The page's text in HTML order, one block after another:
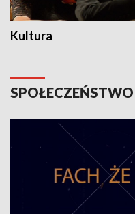
Kultura
SPOŁECZEŃSTWO